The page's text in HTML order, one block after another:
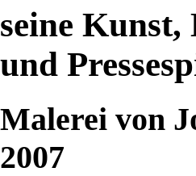
seine Kunst,
und
Malerei von
2007